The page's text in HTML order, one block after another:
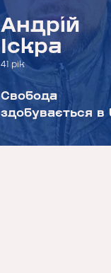
Андрій
Іскра
41 рік
Свобода
здобувається в